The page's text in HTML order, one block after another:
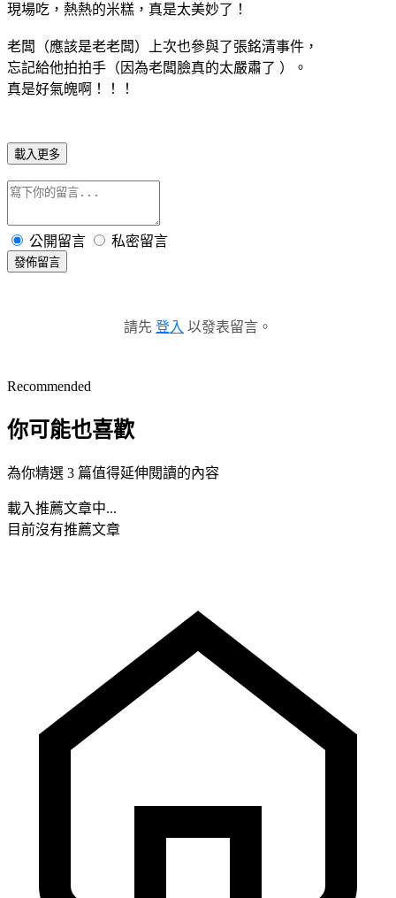
現場吃，熱熱的米糕，真是太美妙了！
老闆（應該是老老闆）上次也參與了張銘清事件，
忘記給他拍拍手（因為老闆臉真的太嚴肅了 ）。
真是好氣魄啊！！！
載入更多
公開留言 私密留言
發佈留言
請先 登入 以發表留言。
Recommended
你可能也喜歡
為你精選 3 篇值得延伸閱讀的內容
載入推薦文章中...
目前沒有推薦文章